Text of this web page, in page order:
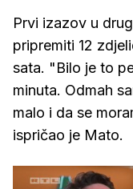
Prvi izazov u
pripremiti 12
sata. "Bilo je to
minuta. Odmah
malo i da se
ispričao je Mato.